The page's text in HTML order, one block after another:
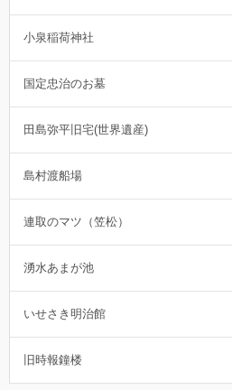
小泉稲荷神社
国定忠治のお墓
田島弥平旧宅(世界遺産)
島村渡船場
連取のマツ（笠松）
湧水あまが池
いせさき明治館
旧時報鐘楼